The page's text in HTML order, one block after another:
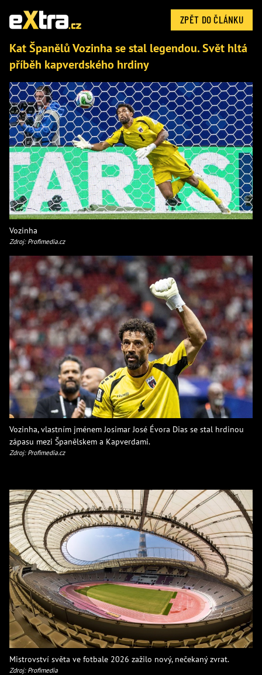
ZPĚT DO ČLÁNKU
Kat Španělů Vozinha se stal legendou. Svět hltá
příběh kapverdského hrdiny
Vozinha
Zdroj: Profimedia.cz
Vozinha, vlastním jménem Josimar José Évora Dias se stal hrdinou
zápasu mezi Španělskem a Kapverdami.
Zdroj: Profimedia.cz
Mistrovství světa ve fotbale 2026 zažilo nový, nečekaný zvrat.
Zdroj: Profimedia